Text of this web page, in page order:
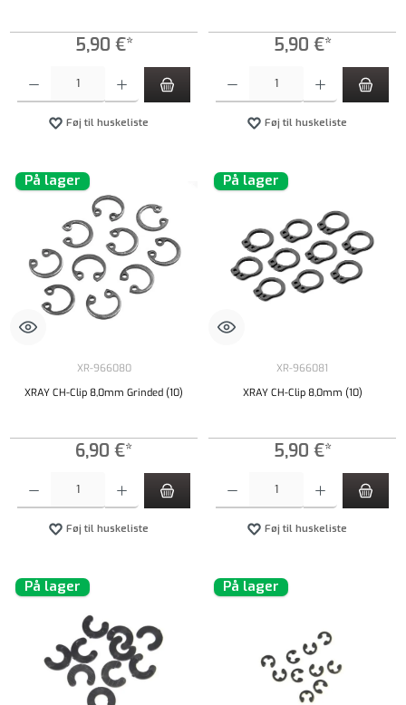
5,90 €*
Føj til huskeliste
5,90 €*
Føj til huskeliste
På lager
XR-966080
XRAY CH-Clip 8,0mm Grinded (10)
6,90 €*
Føj til huskeliste
På lager
XR-966081
XRAY CH-Clip 8,0mm (10)
5,90 €*
Føj til huskeliste
På lager På lager